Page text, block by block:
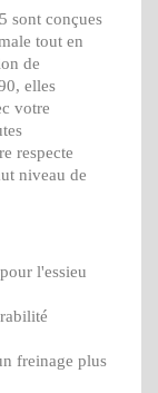
sont conçues
tout en
de
elles
votre
respecte
niveau de
l'essieu
freinage plus